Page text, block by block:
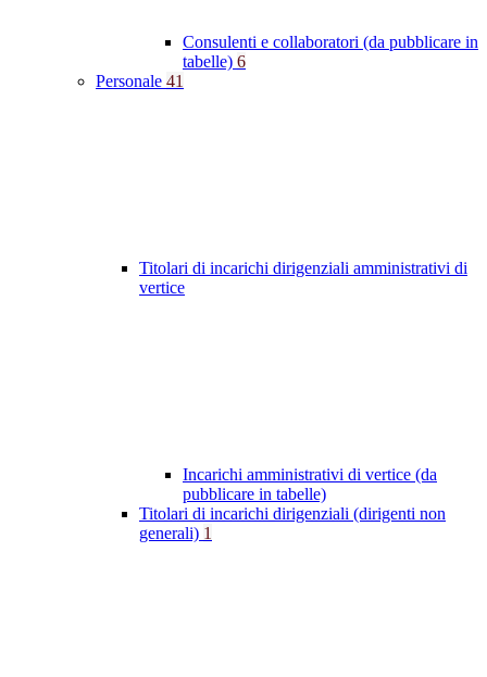
Consulenti e collaboratori (da pubblicare in
tabelle) 6
Personale 41
Titolari di incarichi dirigenziali amministrativi di
vertice
Incarichi amministrativi di vertice (da
pubblicare in tabelle)
Titolari di incarichi dirigenziali (dirigenti non
generali) 1